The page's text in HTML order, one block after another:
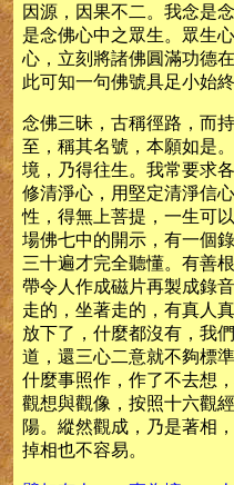
因源，因果不二。我念是
是念佛心中之眾生。眾生
心，立刻將諸佛圓滿功德
此可知一句佛號具足小始終
念佛三昧，古稱徑路，而
至，稱其名號，本願如是
境，乃得往生。我常要求
修清淨心，用堅定清淨信
性，得無上菩提，一生可
場佛七中的開示，有一個
三十遍才完全聽懂。有善
帶令人作成磁片再製成錄
走的，坐著走的，有真人
放下了，什麼都沒有，我
道，還三心二意就不夠標
什麼事照作，作了不去想
觀想與觀像，按照十六觀
陽。縱然觀成，乃是著相
掉相也不容易。